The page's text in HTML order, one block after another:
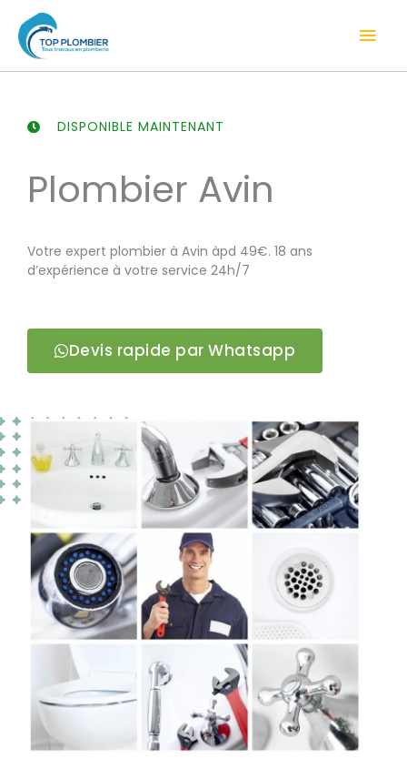
contenu
DISPONIBLE MAINTENANT
Plombier Avin
Votre expert plombier à Avin àpd 49€. 18 ans
d’expérience à votre service 24h/7
Devis rapide par Whatsapp